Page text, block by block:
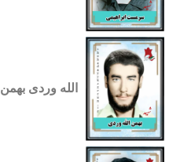
الله وردی بهمن